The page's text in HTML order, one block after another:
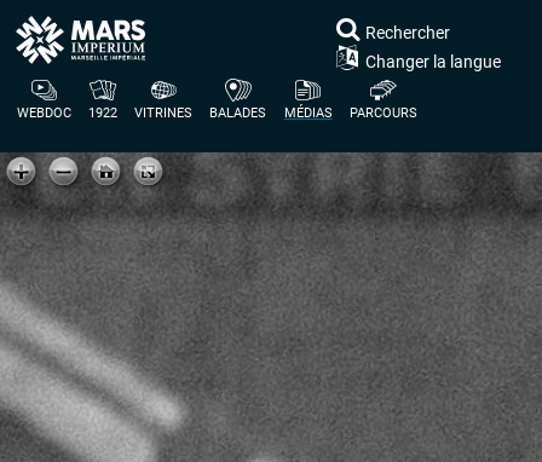
WEBDOC 1922 VITRINES BALADES MÉDIAS PARCOURS
Rechercher
Changer la langue